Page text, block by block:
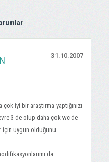
31.10.2007
iyi bir araştırma yaptığınızı
3 de olup daha çok wc de
için uygun olduğunu
da